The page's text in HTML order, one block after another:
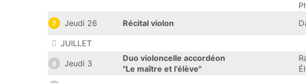
7 Jeudi 26 Récital violon
JUILLET
8 Jeudi 3
Duo violoncelle accordéon
"Le maître et l’élève"